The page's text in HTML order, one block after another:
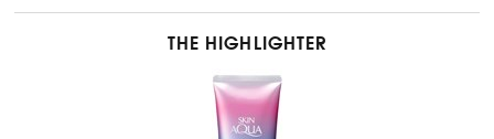
THE HIGHLIGHTER